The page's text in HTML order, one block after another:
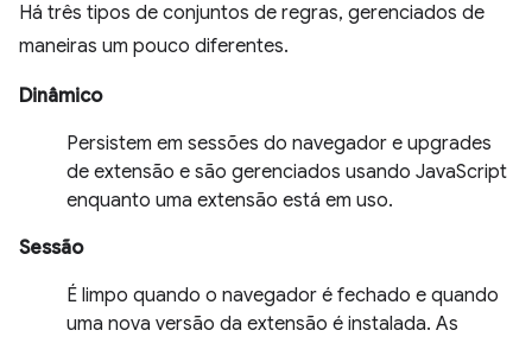
Há três tipos de conjuntos de regras, gerenciados de
maneiras um pouco diferentes.
Dinâmico
Persistem em sessões do navegador e upgrades
de extensão e são gerenciados usando JavaScript
enquanto uma extensão está em uso.
Sessão
É limpo quando o navegador é fechado e quando
uma nova versão da extensão é instalada. As